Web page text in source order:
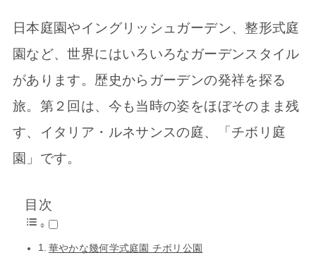
日本庭園やイングリッシュガーデン、整形式庭
園など、世界にはいろいろなガーデンスタイル
があります。歴史からガーデンの発祥を探る
旅。第２回は、今も当時の姿をほぼそのまま残
す、イタリア・ルネサンスの庭、「チボリ庭
園」です。
目次
華やかな幾何学式庭園 チボリ公園